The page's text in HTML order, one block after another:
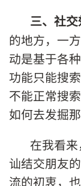
三、社交
的地方，一
动是基于各
功能只能搜
不能正常搜
如何去发掘
在我看
讪结交朋友
流的初衷，